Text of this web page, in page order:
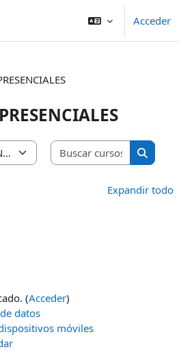
Acceder
Buscar
Buscar
Expandir todo
(Acceder)
datos
móviles